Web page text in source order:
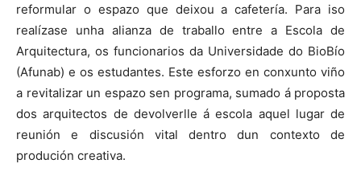
reformular o espazo que deixou a cafetería. Para iso
realízase unha alianza de traballo entre a Escola de
Arquitectura, os funcionarios da Universidade do BioBío
(Afunab) e os estudantes. Este esforzo en conxunto viño
a revitalizar un espazo sen programa, sumado á proposta
dos arquitectos de devolverlle á escola aquel lugar de
reunión e discusión vital dentro dun contexto de
produción creativa.